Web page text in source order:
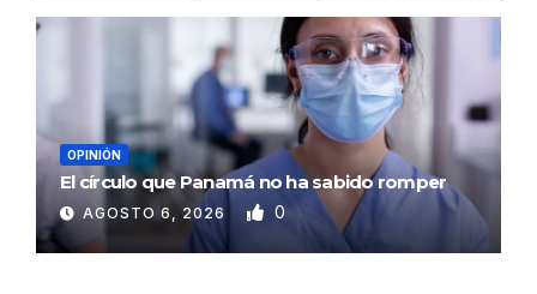
OPINIÓN
El círculo que Panamá no ha sabido romper
AGOSTO 6, 2026 0